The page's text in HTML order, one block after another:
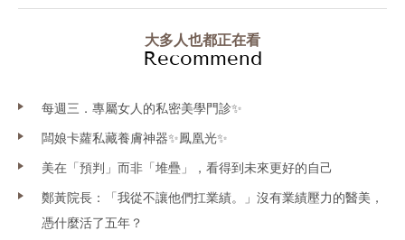
大多人也都正在看
Recommend
每週三．專屬女人的私密美學門診✨
闆娘卡蘿私藏養膚神器✨鳳凰光✨
美在「預判」而非「堆疊」，看得到未來更好的自己
鄭黃院長：「我從不讓他們扛業績。」沒有業績壓力的醫美，
憑什麼活了五年？